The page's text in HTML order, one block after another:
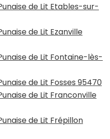
de Lit Etables-sur-
de Lit Ezanville
de Lit Fontaine-lès-
de Lit Fosses 95470
de Lit Franconville
de Lit Frépillon